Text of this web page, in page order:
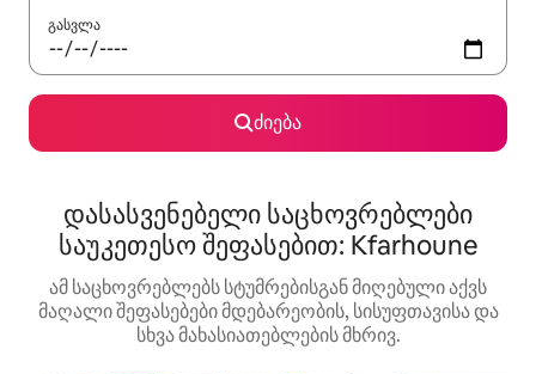
გასვლა
ძიება
დასასვენებელი საცხოვრებლები
საუკეთესო შეფასებით: Kfarhoune
ამ საცხოვრებლებს სტუმრებისგან მიღებული აქვს
მაღალი შეფასებები მდებარეობის, სისუფთავისა და
სხვა მახასიათებლების მხრივ.